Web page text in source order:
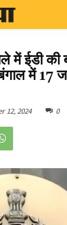
में ईडी की
में 17
12, 2024 0